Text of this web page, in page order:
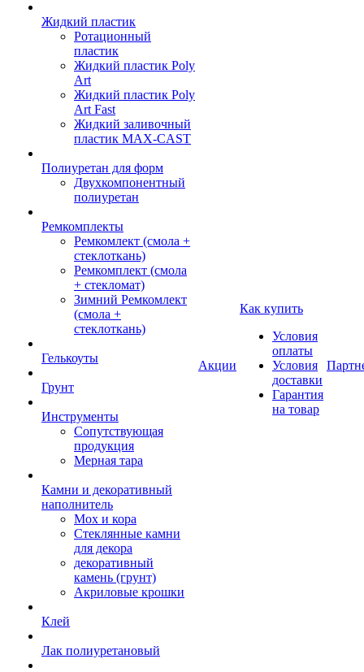
Жидкий пластик
Ротационный
пластик
Жидкий пластик Poly
Art
Жидкий пластик Poly
Art Fast
Жидкий заливочный
пластик MAX-CAST
Полиуретан для форм
Двухкомпонентный
полиуретан
Ремкомплекты
Ремкомлект (смола +
стеклоткань)
Ремкомплект (смола
+ стекломат)
Зимний Ремкомлект
(смола +
стеклоткань)
Гелькоуты
Грунт
Инструменты
Сопутствующая
продукция
Мерная тара
Камни и декоративный
наполнитель
Мох и кора
Стеклянные камни
для декора
декоративный
камень (грунт)
Акриловые крошки
Клей
Лак полиуретановый
Акции
Как купить
Условия
оплаты
Условия
доставки
Гарантия
на товар